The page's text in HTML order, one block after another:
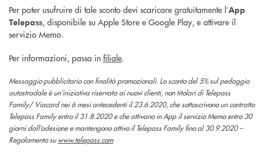
Per poter usufruire di tale sconto devi scaricare gratuitamente l’App
Telepass, disponibile su Apple Store e Google Play, e attivare il
servizio Memo.
Per informazioni, passa in filiale.
Messaggio pubblicitario con finalità promozionali. Lo sconto del 5% sul pedaggio
autostradale è un’iniziativa riservata ai nuovi clienti, non titolari di Telepass
Family/ Viacard nei 6 mesi antecedenti il 23.6.2020, che sottoscrivono un contratto
Telepass Family entro il 31.8.2020 e che attivano in App il servizio Memo entro 30
giorni dall’adesione e mantengono attivo il Telepass Family fino al 30.9.2020 –
Regolamento suwww.telepass.com